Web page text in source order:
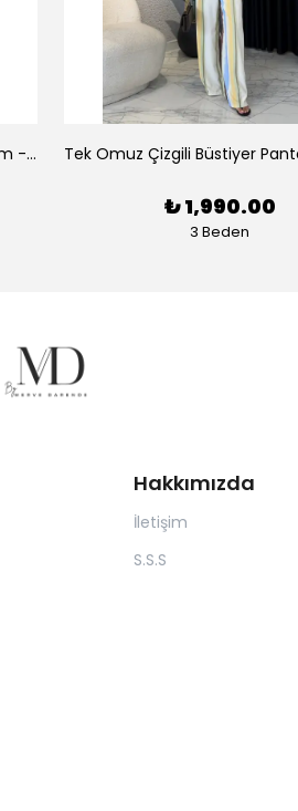
Luna Nakışlı Keten Gömlek Şort Takım - Lacivert
₺ 1,990.00
3 Beden
Hakkımızda
İletişim
S.S.S